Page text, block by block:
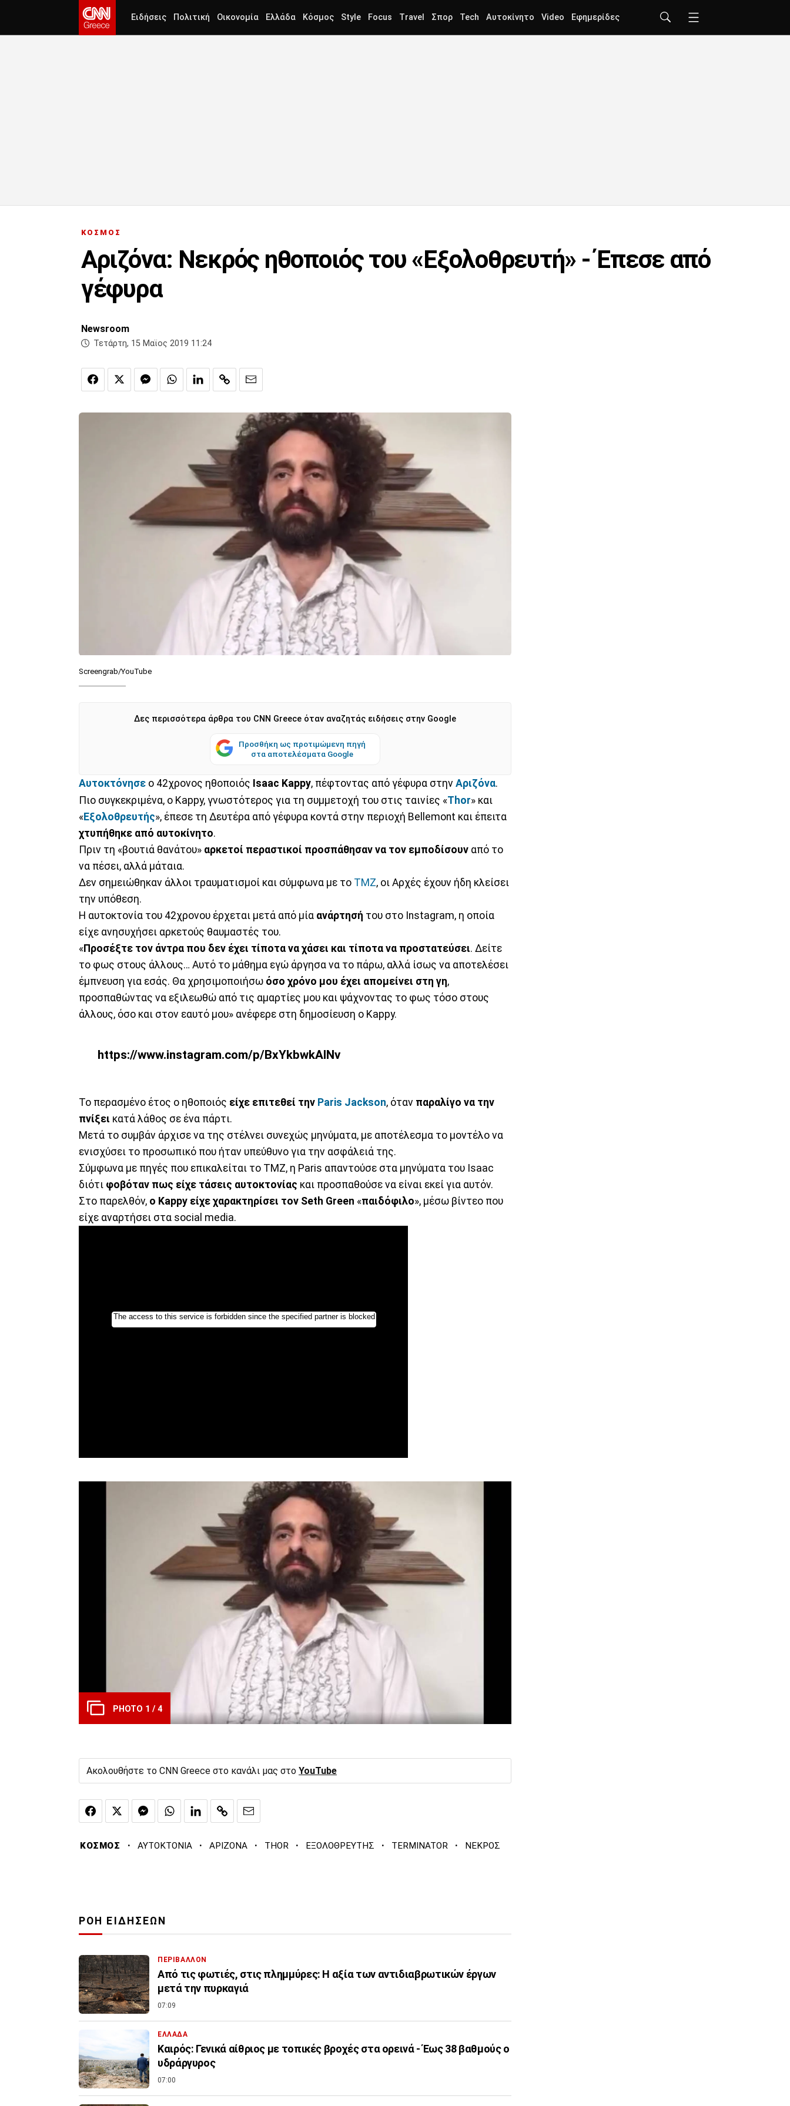
Ειδήσεις Πολιτική Οικονομία Ελλάδα Κόσμος Style Focus Travel Σπορ Tech Αυτοκίνητο Video Εφημερίδες
ΚΟΣΜΟΣ
Αριζόνα: Νεκρός ηθοποιός του «Εξολοθρευτή» - Έπεσε από
γέφυρα
Newsroom
Τετάρτη, 15 Μαϊος 2019 11:24
Screengrab/YouTube
Δες περισσότερα άρθρα του CNN Greece όταν αναζητάς ειδήσεις στην Google
Προσθήκη ως προτιμώμενη πηγή
στα αποτελέσματα Google
Αυτοκτόνησε ο 42χρονος ηθοποιός Isaac Kappy, πέφτοντας από γέφυρα στην Αριζόνα.
Πιο συγκεκριμένα, ο Kappy, γνωστότερος για τη συμμετοχή του στις ταινίες «Thor» και
«Εξολοθρευτής», έπεσε τη Δευτέρα από γέφυρα κοντά στην περιοχή Bellemont και έπειτα
χτυπήθηκε από αυτοκίνητο.
Πριν τη «βουτιά θανάτου» αρκετοί περαστικοί προσπάθησαν να τον εμποδίσουν από το
να πέσει, αλλά μάταια.
Δεν σημειώθηκαν άλλοι τραυματισμοί και σύμφωνα με το TMZ, οι Αρχές έχουν ήδη κλείσει
την υπόθεση.
Η αυτοκτονία του 42χρονου έρχεται μετά από μία ανάρτησή του στο Instagram, η οποία
είχε ανησυχήσει αρκετούς θαυμαστές του.
«Προσέξτε τον άντρα που δεν έχει τίποτα να χάσει και τίποτα να προστατεύσει. Δείτε
το φως στους άλλους… Αυτό το μάθημα εγώ άργησα να το πάρω, αλλά ίσως να αποτελέσει
έμπνευση για εσάς. Θα χρησιμοποιήσω όσο χρόνο μου έχει απομείνει στη γη,
προσπαθώντας να εξιλεωθώ από τις αμαρτίες μου και ψάχνοντας το φως τόσο στους
άλλους, όσο και στον εαυτό μου» ανέφερε στη δημοσίευση ο Kappy.
https://www.instagram.com/p/BxYkbwkAINv
Το περασμένο έτος ο ηθοποιός είχε επιτεθεί την Paris Jackson, όταν παραλίγο να την
πνίξει κατά λάθος σε ένα πάρτι.
Μετά το συμβάν άρχισε να της στέλνει συνεχώς μηνύματα, με αποτέλεσμα το μοντέλο να
ενισχύσει το προσωπικό που ήταν υπεύθυνο για την ασφάλειά της.
Σύμφωνα με πηγές που επικαλείται το TMZ, η Paris απαντούσε στα μηνύματα του Isaac
διότι φοβόταν πως είχε τάσεις αυτοκτονίας και προσπαθούσε να είναι εκεί για αυτόν.
Στο παρελθόν, ο Kappy είχε χαρακτηρίσει τον Seth Green «παιδόφιλο», μέσω βίντεο που
είχε αναρτήσει στα social media.
PHOTO 1 / 4
Ακολουθήστε το CNN Greece στο κανάλι μας στο YouTube
ΚΟΣΜΟΣ · ΑΥΤΟΚΤΟΝΙΑ · ΑΡΙΖΟΝΑ · THOR · ΕΞΟΛΟΘΡΕΥΤΗΣ · TERMINATOR · ΝΕΚΡΟΣ
ΡΟΗ ΕΙΔΗΣΕΩΝ
ΠΕΡΙΒΑΛΛΟΝ
Από τις φωτιές, στις πλημμύρες: Η αξία των αντιδιαβρωτικών έργων
μετά την πυρκαγιά
07:09
ΕΛΛΑΔΑ
Καιρός: Γενικά αίθριος με τοπικές βροχές στα ορεινά - Έως 38 βαθμούς ο
υδράργυρος
07:00